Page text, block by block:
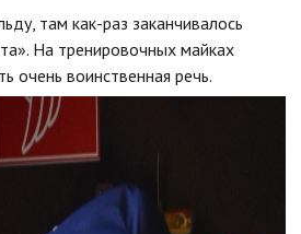
там как-раз заканчивалось
На тренировочных майках
очень воинственная речь.